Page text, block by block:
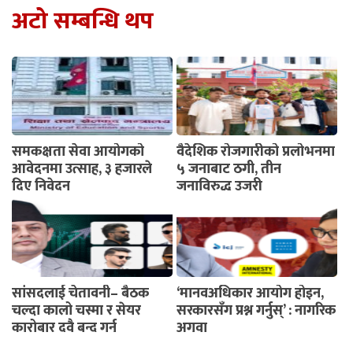
अटो सम्बन्धि थप
समकक्षता सेवा आयोगको
आवेदनमा उत्साह, ३ हजारले
दिए निवेदन
वैदेशिक रोजगारीको प्रलोभनमा
५ जनाबाट ठगी, तीन
जनाविरुद्ध उजुरी
सांसदलाई चेतावनी– बैठक
चल्दा कालो चस्मा र सेयर
कारोबार दुवै बन्द गर्नू
‘मानवअधिकार आयोग होइन,
सरकारसँग प्रश्न गर्नुस्’ : नागरिक
अगुवा